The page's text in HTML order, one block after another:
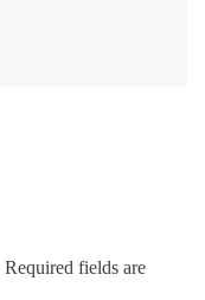
Required fields are